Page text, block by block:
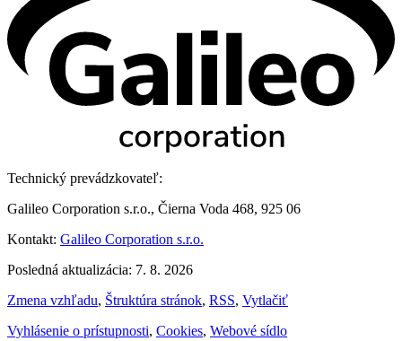
Technický prevádzkovateľ:
Galileo Corporation s.r.o., Čierna Voda 468, 925 06
Kontakt: Galileo Corporation s.r.o.
Posledná aktualizácia: 7. 8. 2026
Zmena vzhľadu, Štruktúra stránok, RSS, Vytlačiť
Vyhlásenie o prístupnosti, Cookies, Webové sídlo